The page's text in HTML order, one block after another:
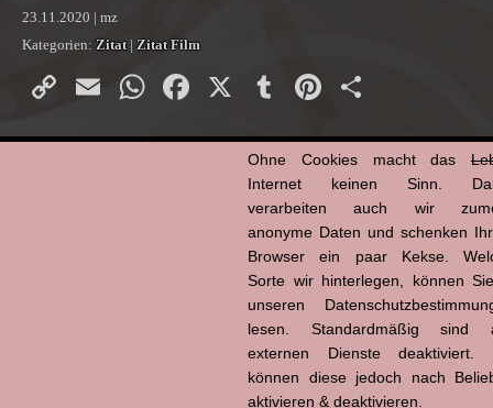
23.11.2020 | mz
Kategorien: Zitat Zitat Film
CopyEmailWhatsApp
Facebook
X TumblrPinterest
Ohne Cookies macht das
Internet keinen Sinn.
verarbeiten auch wir
anonyme Daten und schenken
Browser ein paar Kekse.
Sorte wir hinterlegen, können
unseren
lesen. Standardmäßig sind
externen Dienste deaktiviert.
können diese jedoch nach
aktivieren & deaktivieren.